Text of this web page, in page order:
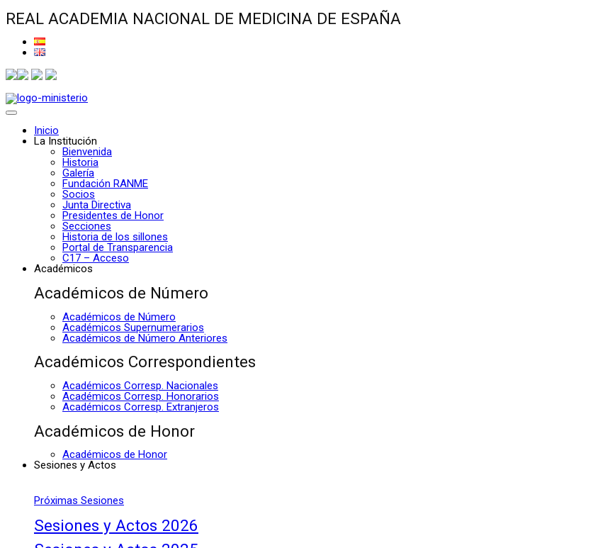
REAL ACADEMIA NACIONAL DE MEDICINA DE ESPAÑA
Inicio
La Institución
Bienvenida
Historia
Galería
Fundación RANME
Socios
Junta Directiva
Presidentes de Honor
Secciones
Historia de los sillones
Portal de Transparencia
C17 – Acceso
Académicos
Académicos de Número
Académicos de Número
Académicos Supernumerarios
Académicos de Número Anteriores
Académicos Correspondientes
Académicos Corresp. Nacionales
Académicos Corresp. Honorarios
Académicos Corresp. Extranjeros
Académicos de Honor
Académicos de Honor
Sesiones y Actos
Próximas Sesiones
Sesiones y Actos 2026